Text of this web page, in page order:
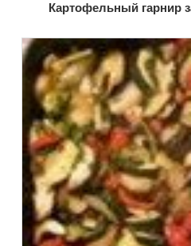
Картофельный гарнир